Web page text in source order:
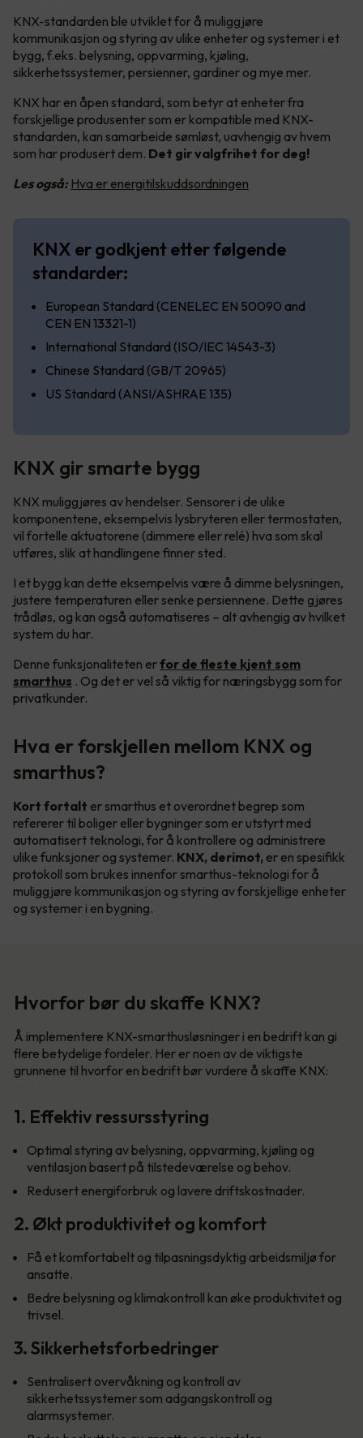
KNX-standarden ble utviklet for å muliggjøre
kommunikasjon og styring av ulike enheter og systemer i et
bygg, f.eks. belysning, oppvarming, kjøling,
sikkerhetssystemer, persienner, gardiner og mye mer.
KNX har en åpen standard, som betyr at enheter fra
forskjellige produsenter som er kompatible med KNX-
standarden, kan samarbeide sømløst, uavhengig av hvem
som har produsert dem. Det gir valgfrihet for deg!
Les også: Hva er energitilskuddsordningen
KNX er godkjent etter følgende
standarder:
European Standard (CENELEC EN 50090 and
CEN EN 13321-1)
International Standard (ISO/IEC 14543-3)
Chinese Standard (GB/T 20965)
US Standard (ANSI/ASHRAE 135)
KNX gir smarte bygg
KNX muliggjøres av hendelser. Sensorer i de ulike
komponentene, eksempelvis lysbryteren eller termostaten,
vil fortelle aktuatorene (dimmere eller relé) hva som skal
utføres, slik at handlingene finner sted.
I et bygg kan dette eksempelvis være å dimme belysningen,
justere temperaturen eller senke persiennene. Dette gjøres
trådløs, og kan også automatiseres – alt avhengig av hvilket
system du har.
Denne funksjonaliteten erfor de fleste kjent som
smarthus . Og det er vel så viktig for næringsbygg som for
privatkunder.
Hva er forskjellen mellom KNX og
smarthus?
Kort fortalt er smarthus et overordnet begrep som
refererer til boliger eller bygninger som er utstyrt med
automatisert teknologi, for å kontrollere og administrere
ulike funksjoner og systemer. KNX, derimot, er en spesifikk
protokoll som brukes innenfor smarthus-teknologi for å
muliggjøre kommunikasjon og styring av forskjellige enheter
og systemer i en bygning.
Hvorfor bør du skaffe KNX?
Å implementere KNX-smarthusløsninger i en bedrift kan gi
flere betydelige fordeler. Her er noen av de viktigste
grunnene til hvorfor en bedrift bør vurdere å skaffe KNX:
1. Effektiv ressursstyring
Optimal styring av belysning, oppvarming, kjøling og
ventilasjon basert på tilstedeværelse og behov.
Redusert energiforbruk og lavere driftskostnader.
2. Økt produktivitet og komfort
Få et komfortabelt og tilpasningsdyktig arbeidsmiljø for
ansatte.
Bedre belysning og klimakontroll kan øke produktivitet og
trivsel.
3. Sikkerhetsforbedringer
Sentralisert overvåkning og kontroll av
sikkerhetssystemer som adgangskontroll og
alarmsystemer.